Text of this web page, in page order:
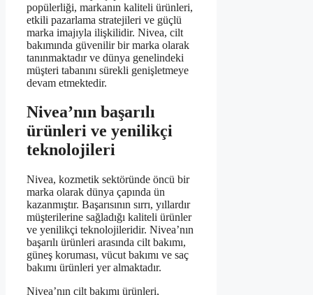
popülerliği, markanın kaliteli ürünleri,
etkili pazarlama stratejileri ve güçlü
marka imajıyla ilişkilidir. Nivea, cilt
bakımında güvenilir bir marka olarak
tanınmaktadır ve dünya genelindeki
müşteri tabanını sürekli genişletmeye
devam etmektedir.
Nivea’nın başarılı
ürünleri ve yenilikçi
teknolojileri
Nivea, kozmetik sektöründe öncü bir
marka olarak dünya çapında ün
kazanmıştır. Başarısının sırrı, yıllardır
müşterilerine sağladığı kaliteli ürünler
ve yenilikçi teknolojileridir. Nivea’nın
başarılı ürünleri arasında cilt bakımı,
güneş koruması, vücut bakımı ve saç
bakımı ürünleri yer almaktadır.
Nivea’nın cilt bakımı ürünleri,